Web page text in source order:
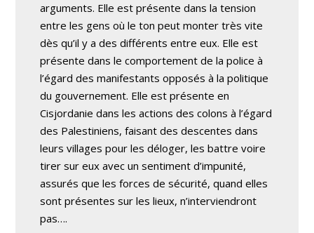
arguments. Elle est présente dans la tension
entre les gens où le ton peut monter très vite
dès qu’il y a des différents entre eux. Elle est
présente dans le comportement de la police à
l’égard des manifestants opposés à la politique
du gouvernement. Elle est présente en
Cisjordanie dans les actions des colons à l’égard
des Palestiniens, faisant des descentes dans
leurs villages pour les déloger, les battre voire
tirer sur eux avec un sentiment d’impunité,
assurés que les forces de sécurité, quand elles
sont présentes sur les lieux, n’interviendront
pas….